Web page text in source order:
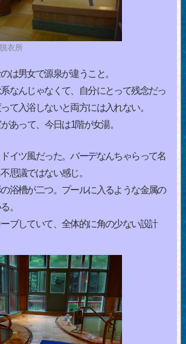
衣所
は男女で源泉が違うこと。
なんじゃなくて、自分にとって残念だっ
て入浴しないと両方には入れない。
あって、今日は1階が女湯。
イツ風だった。バーデなんちゃらって名
思議ではない感じ。
浴槽が二つ。プールに入るような金属の
。
ブしていて、全体的に角の少ない設計